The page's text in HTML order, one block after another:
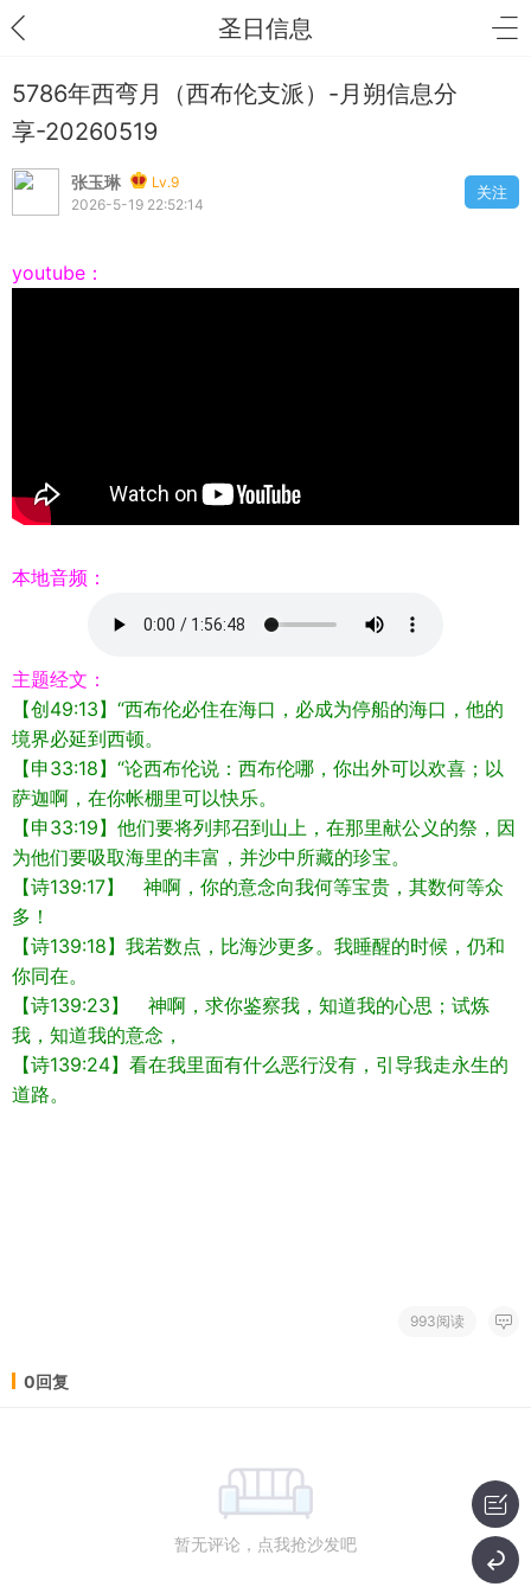
圣日信息
5786年西弯月（西布伦支派）-月朔信息分
享-20260519
张玉琳
Lv.9
2026-5-19 22:52:14
关注
youtube：
本地音频：
主题经文：
【创49:13】“西布伦必住在海口，必成为停船的海口，他的
境界必延到西顿。
【申33:18】“论西布伦说：西布伦哪，你出外可以欢喜；以
萨迦啊，在你帐棚里可以快乐。
【申33:19】他们要将列邦召到山上，在那里献公义的祭，因
为他们要吸取海里的丰富，并沙中所藏的珍宝。
【诗139:17】 神啊，你的意念向我何等宝贵，其数何等众
多！
【诗139:18】我若数点，比海沙更多。我睡醒的时候，仍和
你同在。
【诗139:23】 神啊，求你鉴察我，知道我的心思；试炼
我，知道我的意念，
【诗139:24】看在我里面有什么恶行没有，引导我走永生的
道路。
993阅读
0回复
暂无评论，点我抢沙发吧